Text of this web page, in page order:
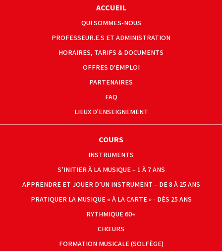
ACCUEIL
QUI SOMMES-NOUS
PROFESSEUR.E.S ET ADMINISTRATION
HORAIRES, TARIFS & DOCUMENTS
OFFRES D'EMPLOI
PARTENAIRES
FAQ
LIEUX D'ENSEIGNEMENT
COURS
INSTRUMENTS
S’INITIER À LA MUSIQUE – 1 À 7 ANS
APPRENDRE ET JOUER D’UN INSTRUMENT – DE 8 À 25 ANS
PRATIQUER LA MUSIQUE « À LA CARTE » - DÈS 25 ANS
RYTHMIQUE 60+
CHŒURS
FORMATION MUSICALE (SOLFÈGE)